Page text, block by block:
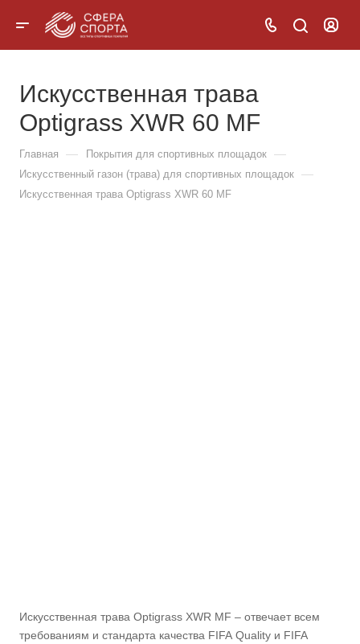
Искусственная трава
Optigrass XWR 60 MF
Главная — Покрытия для спортивных площадок —
Искусственный газон (трава) для спортивных площадок —
Искусственная трава Optigrass XWR 60 MF
Искусственная трава Optigrass XWR MF – отвечает всем
требованиям и стандарта качества FIFA Quality и FIFA